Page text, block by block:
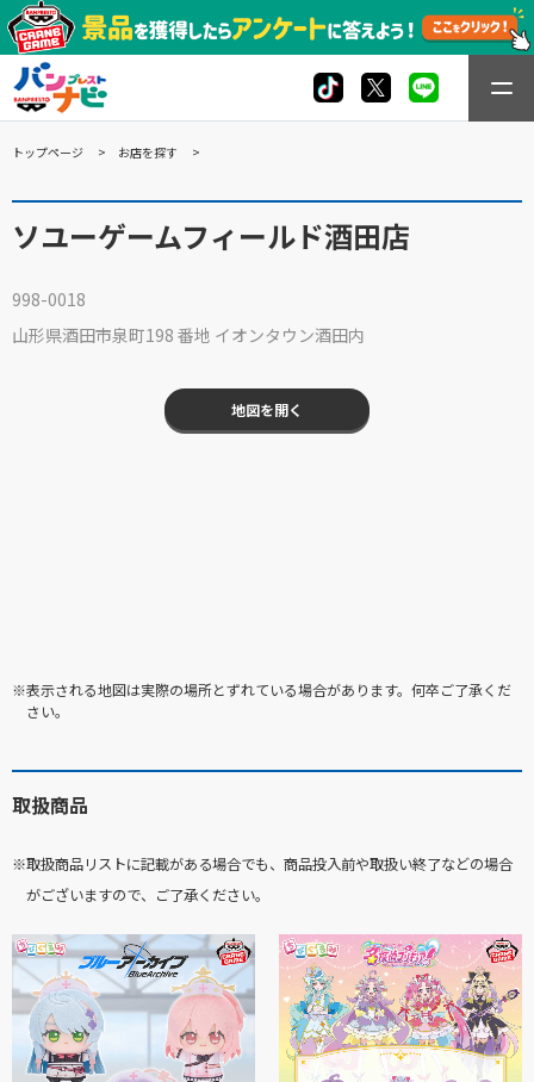
トップページ お店を探す
ソユーゲームフィールド酒田店
998-0018
山形県酒田市泉町198 番地 イオンタウン酒田内
地図を開く
※表示される地図は実際の場所とずれている場合があります。何卒ご了承くだ
さい。
取扱商品
※取扱商品リストに記載がある場合でも、商品投入前や取扱い終了などの場合
がございますので、ご了承ください。